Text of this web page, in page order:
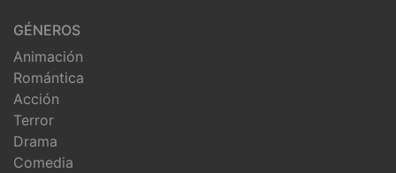
GÉNEROS
Animación
Romántica
Acción
Terror
Drama
Comedia